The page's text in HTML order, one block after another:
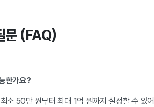
문 (FAQ)
한가요?
소 50만 원부터 최대 1억 원까지 설정할 수 있